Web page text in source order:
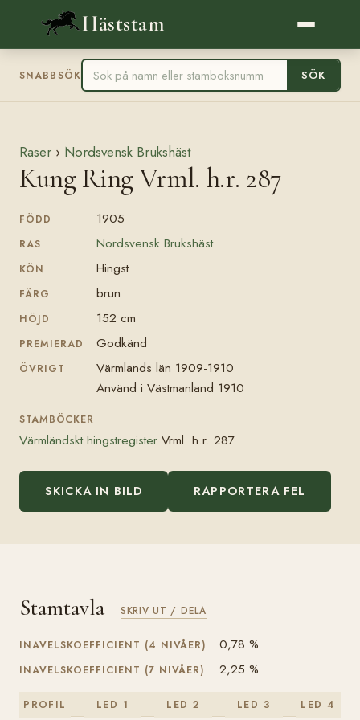
Häststam
SNABBSÖK SÖK
Raser › Nordsvensk Brukshäst
Kung Ring Vrml. h.r. 287
FÖDD 1905
RAS Nordsvensk Brukshäst
KÖN Hingst
FÄRG brun
HÖJD 152 cm
PREMIERAD Godkänd
ÖVRIGT
Värmlands län 1909-1910
Använd i Västmanland 1910
STAMBÖCKER
Värmländskt hingstregister Vrml. h.r. 287
SKICKA IN BILD RAPPORTERA FEL
Stamtavla SKRIV UT / DELA
INAVELSKOEFFICIENT (4 NIVÅER) 0,78 %
INAVELSKOEFFICIENT (7 NIVÅER) 2,25 %
PROFIL LED 1 LED 2 LED 3 LED 4